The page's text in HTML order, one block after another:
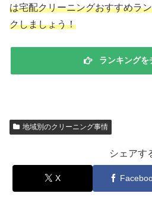
は宅配クリーニングおすすめラ
クしましょう！
ランキングを
地域別のクリーニング事情
シェアす
X